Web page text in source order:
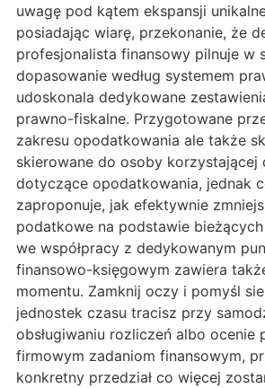
uwagę pod kątem ekspansji
posiadając wiarę, przekonanie, że
profesjonalista finansowy pilnuje w
dopasowanie według systemem
udoskonala dedykowane
prawno-fiskalne. Przygotowane
zakresu opodatkowania ale także
skierowane do osoby korzystającej
dotyczące opodatkowania, jednak
zaproponuje, jak efektywnie
podatkowe na podstawie
we współpracy z dedykowanym
finansowo-księgowym zawiera
momentu. Zamknij oczy i pomyśl
jednostek czasu tracisz przy
obsługiwaniu rozliczeń albo ocenie
firmowym zadaniom finansowym,
konkretny przedział co więcej